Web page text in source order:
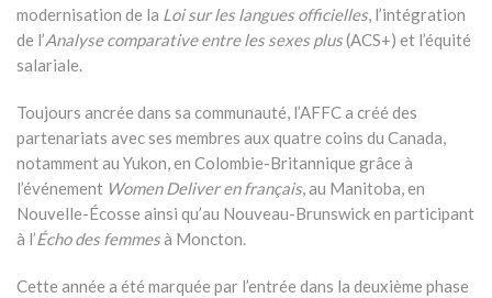
modernisation de la Loi sur les langues officielles, l’intégration
de l’Analyse comparative entre les sexes plus(ACS+) et l’équité
salariale.
Toujours ancrée dans sa communauté, l’AFFC a créé des
partenariats avec ses membres aux quatre coins du Canada,
notamment au Yukon, en Colombie-Britannique grâce à
l’événement Women Deliver en français, au Manitoba, en
Nouvelle-Écosse ainsi qu’au Nouveau-Brunswick en participant
à l’Écho des femmesà Moncton.
Cette année a été marquée par l’entrée dans la deuxième phase